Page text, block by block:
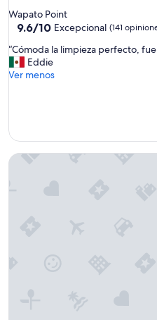
de
2.0
Wapato Point
9.6
10,
Excepcional,
(141
9.6/10 Excepcional (141
“
C
ó
l
l
“Cómoda la limpieza perfecto,
Eddie
Ver menos
Lakeside Lodge And Suites